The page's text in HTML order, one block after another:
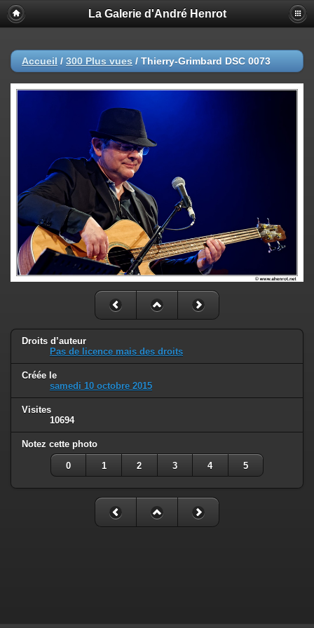
La Galerie d'André Henrot
Accueil / 300 Plus vues / Thierry-Grimbard DSC 0073
Droits d’auteur
Pas de licence mais des droits
Créée le
samedi 10 octobre 2015
Visites
10694
Notez cette photo
0 1 2 3 4 5